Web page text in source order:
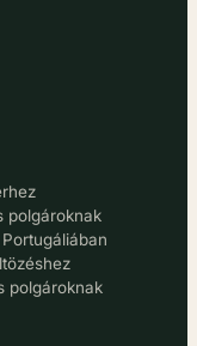
polgároknak
polgároknak